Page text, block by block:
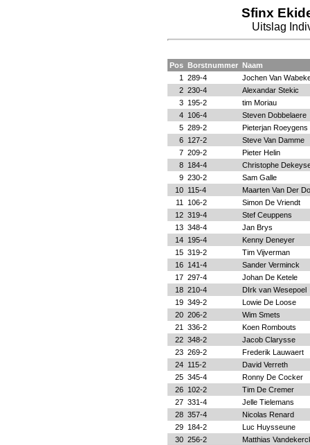
Sfinx
Uitslag
Pos Borstnummer Naam
1
289-4
Jochen Van
2 230-4
Alexandar Stekic
3
195-2
tim Moriau
4
106-4
Steven Dobbelaere
5 289-2
Pieterjan Roeygens
6
127-2
Steve Van Damme
7 209-2
Pieter Helin
8
184-4
Christophe
9 230-2
Sam Galle
10
115-4
Maarten Van Der
11
106-2
Simon De Vriendt
12 319-4
Stef Ceuppens
13 348-4
Jan Brys
14
195-4
Kenny Deneyer
15 319-2
Tim Vijverman
16
141-4
Sander Verminck
17 297-4
Johan De Ketele
18 210-4
DIrk van Wesepoel
19 349-2
Lowie De Loose
20 206-2
Wim Smets
21
336-2
Koen Rombouts
22 348-2
Jacob Clarysse
23 269-2
Frederik Lauwaert
24
115-2
David Verreth
25 345-4
Ronny De Cocker
26
102-2
Tim De Cremer
27 331-4
Jelle Tielemans
28 357-4
Nicolas Renard
29
184-2
Luc Huysseune
30 256-2
Matthias